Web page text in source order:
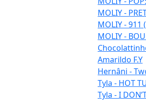
MOLIY -
MOLIY - 911
MOLIY -
Amarildo F.Y
Hernâni -
Tyla - HOT
Tyla - I